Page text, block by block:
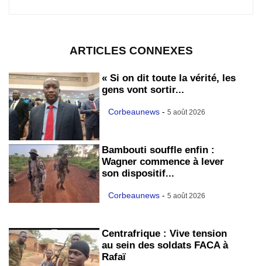
ARTICLES CONNEXES
« Si on dit toute la vérité, les
gens vont sortir...
Corbeaunews - 5 août 2026
Bambouti souffle enfin :
Wagner commence à lever
son dispositif...
Corbeaunews - 5 août 2026
Centrafrique : Vive tension
au sein des soldats FACA à
Rafaï